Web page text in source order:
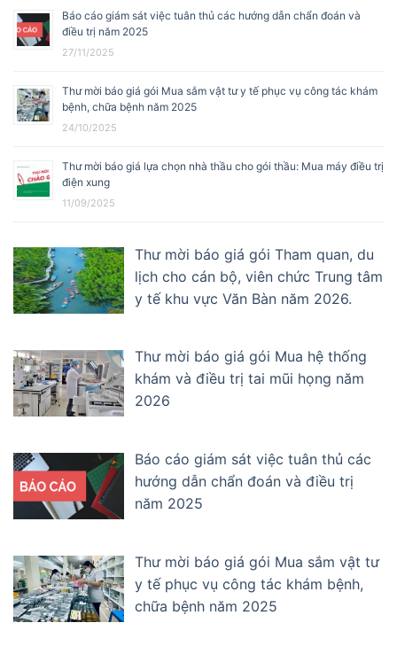
Báo cáo giám sát việc tuân thủ các hướng dẫn chẩn đoán và
điều trị năm 2025
27/11/2025
Thư mời báo giá gói Mua sắm vật tư y tế phục vụ công tác khám
bệnh, chữa bệnh năm 2025
24/10/2025
Thư mời báo giá lựa chọn nhà thầu cho gói thầu: Mua máy điều trị
điện xung
11/09/2025
Thư mời báo giá gói Tham quan, du
lịch cho cán bộ, viên chức Trung tâm
y tế khu vực Văn Bàn năm 2026.
Thư mời báo giá gói Mua hệ thống
khám và điều trị tai mũi họng năm
2026
Báo cáo giám sát việc tuân thủ các
hướng dẫn chẩn đoán và điều trị
năm 2025
Thư mời báo giá gói Mua sắm vật tư
y tế phục vụ công tác khám bệnh,
chữa bệnh năm 2025